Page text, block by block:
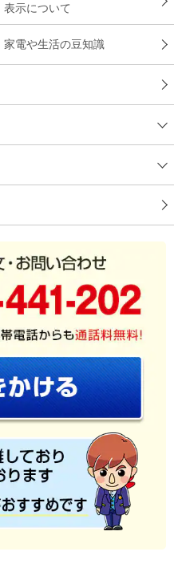
表示について
家電や生活の豆知識